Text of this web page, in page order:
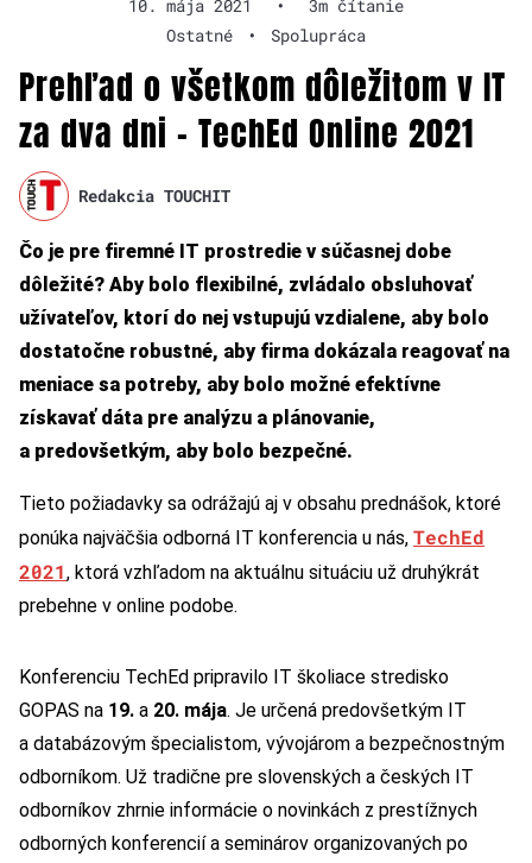
10. mája 2021 •
3m čítanie
Ostatné
• Spolupráca
Prehľad o všetkom dôležitom v IT
za dva dni – TechEd Online 2021
Redakcia TOUCHIT
Čo je pre firemné IT prostredie v súčasnej dobe
dôležité? Aby bolo flexibilné, zvládalo obsluhovať
užívateľov, ktorí do nej vstupujú vzdialene, aby bolo
dostatočne robustné, aby firma dokázala reagovať na
meniace sa potreby, aby bolo možné efektívne
získavať dáta pre analýzu a plánovanie,
a predovšetkým, aby bolo bezpečné.
Tieto požiadavky sa odrážajú aj v obsahu prednášok, ktoré
ponúka najväčšia odborná IT konferencia u nás, TechEd
2021, ktorá vzhľadom na aktuálnu situáciu už druhýkrát
prebehne v online podobe.
Konferenciu TechEd pripravilo IT školiace stredisko
GOPAS na 19. a 20. mája. Je určená predovšetkým IT
a databázovým špecialistom, vývojárom a bezpečnostným
odborníkom. Už tradične pre slovenských a českých IT
odborníkov zhrnie informácie o novinkách z prestížnych
odborných konferencií a seminárov organizovaných po